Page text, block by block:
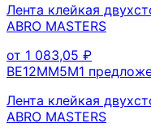
Лента клейкая
ABRO MASTERS
от 1 083,05 ₽
BE12MM5M1
Лента клейкая
ABRO MASTERS